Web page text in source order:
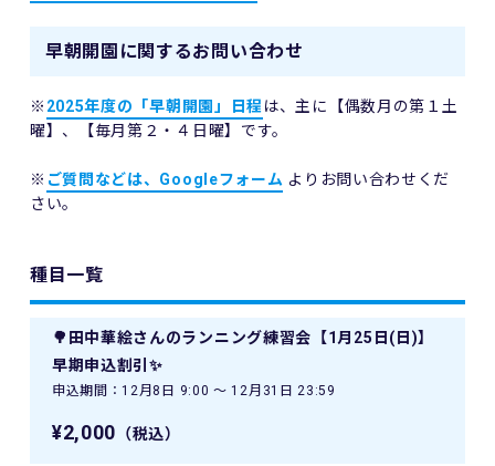
早朝開園に関するお問い合わせ
※ 2025年度の「早朝開園」日程 は、主に【偶数月の第１土
曜】、【毎月第２・４日曜】です。
※ ご質問などは、Googleフォーム よりお問い合わせくだ
さい。
種目一覧
🌳田中華絵さんのランニング練習会【1月25日(日)】
早期申込割引✨
申込期間：12月8日 9:00 〜 12月31日 23:59
¥2,000 （税込）